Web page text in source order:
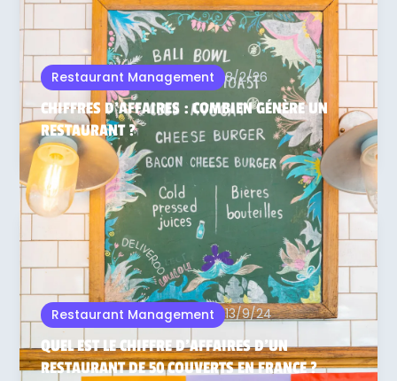
Restaurant Management 8/2/26
CHIFFRES D'AFFAIRES : COMBIEN GÉNÈRE UN
RESTAURANT ?
Restaurant Management 13/9/24
QUEL EST LE CHIFFRE D’AFFAIRES D’UN
RESTAURANT DE 50 COUVERTS EN FRANCE ?